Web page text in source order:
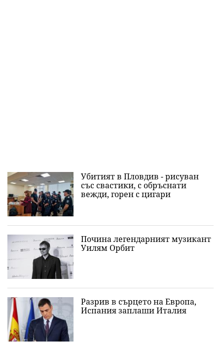
Убитият в Пловдив - рисуван
със свастики, с обръснати
вежди, горен с цигари
Почина легендарният музикант
Уилям Орбит
Разрив в сърцето на Европа,
Испания заплаши Италия